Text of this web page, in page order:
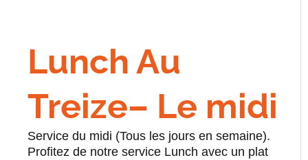
Lunch Au
Treize– Le midi
Service du midi (Tous les jours en semaine).
Profitez de notre service Lunch avec un plat